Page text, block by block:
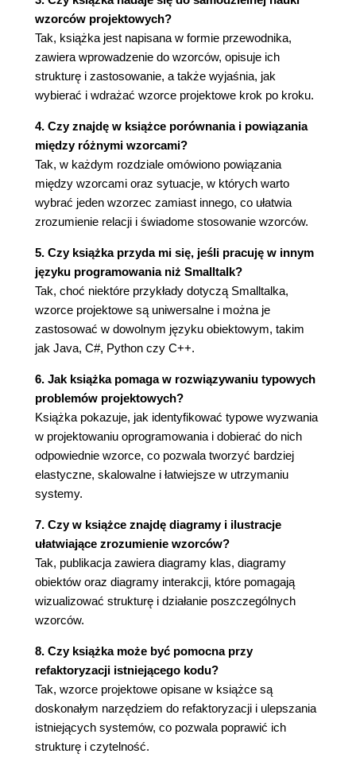
Wzorzec Kompozyt
2.3. Formatowanie
Kapsułkowanie algorytmu formatowania
Klasy Compositor i Composition
Wzorzec Strategia
Niewidoczna otoczka
Klasa MonoGlyph
2.5. Obsługa wielu standardów wyglądu i
Abstrakcyjne ujęcie procesu tworzenia
obiektów
Fabryki i klasy produktów
Wzorzec Fabryka abstrakcyjna
2.6. Obsługa wielu systemów okienkowych
Czy można zastosować Fabrykę
abstrakcyjną?
implementacyjnych
Klasy Window i WindowImp
Podklasy klasy WindowImp
Konfigurowanie obiektów Window za
pomocą obiektów WindowImp
Wzorzec Most
Kapsułkowanie żądania
Klasa Command i jej podklasy
Możliwość cofania operacji
Historia poleceń
Wzorzec Polecenie
Kapsułkowanie dostępu do danych i
przechodzenia po nich
Klasa Iterator i jej podklasy
Wzorzec Iterator
Przechodzenie i działania wykonywane
w jego trakcie
wzorców projektowych?
Tak, książka jest napisana w formie przewodnika,
zawiera wprowadzenie do wzorców, opisuje ich
strukturę i zastosowanie, a także wyjaśnia, jak
wybierać i wdrażać wzorce projektowe krok po kroku.
4. Czy znajdę w książce porównania i powiązania
między różnymi wzorcami?
Tak, w każdym rozdziale omówiono powiązania
między wzorcami oraz sytuacje, w których warto
wybrać jeden wzorzec zamiast innego, co ułatwia
zrozumienie relacji i świadome stosowanie wzorców.
5. Czy książka przyda mi się, jeśli pracuję w innym
języku programowania niż Smalltalk?
Tak, choć niektóre przykłady dotyczą Smalltalka,
wzorce projektowe są uniwersalne i można je
zastosować w dowolnym języku obiektowym, takim
jak Java, C#, Python czy C++.
6. Jak książka pomaga w rozwiązywaniu typowych
problemów projektowych?
Książka pokazuje, jak identyfikować typowe wyzwania
w projektowaniu oprogramowania i dobierać do nich
odpowiednie wzorce, co pozwala tworzyć bardziej
elastyczne, skalowalne i łatwiejsze w utrzymaniu
systemy.
7. Czy w książce znajdę diagramy i ilustracje
ułatwiające zrozumienie wzorców?
Tak, publikacja zawiera diagramy klas, diagramy
obiektów oraz diagramy interakcji, które pomagają
wizualizować strukturę i działanie poszczególnych
wzorców.
8. Czy książka może być pomocna przy
refaktoryzacji istniejącego kodu?
Tak, wzorce projektowe opisane w książce są
doskonałym narzędziem do refaktoryzacji i ulepszania
istniejących systemów, co pozwala poprawić ich
strukturę i czytelność.